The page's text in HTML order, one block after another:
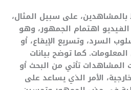
على سبيل المثال،
الفيديو اهتمام الجمهور، وهو
السرد، وتسريع الإيقاع، أو
كما توضح بيانات
المشاهدات تأتي من البحث أو
الأمر الذي يساعد على